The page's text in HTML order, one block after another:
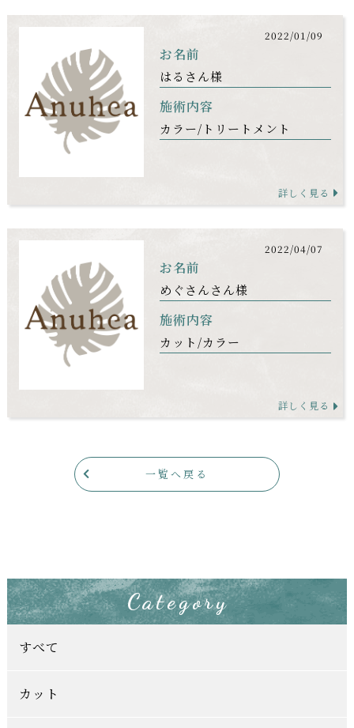
2022/01/09
お名前
はるさん様
施術内容
カラー トリートメント
詳しく見る
2022/04/07
お名前
めぐさんさん様
施術内容
カット カラー
詳しく見る
一覧へ戻る
Category
すべて
カット